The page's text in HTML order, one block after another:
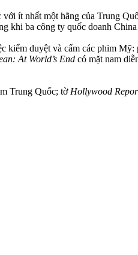
ít nhất một hãng của Trung
khi ba công ty quốc doanh
kiểm duyệt và cấm các phim Mỹ:
At World’s End có mặt nam
Trung Quốc; tờ Hollywood